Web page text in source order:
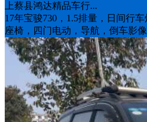
上蔡县鸿达精品车行...
17年宝骏730，1.5排量，日间行
座椅，四门电动，导航，倒车影